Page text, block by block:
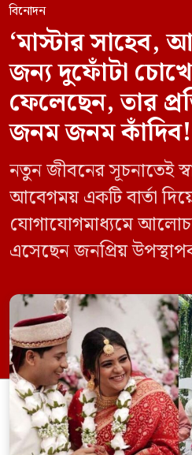
বিনোদন
‘মাস্টার
জন্য দুফোঁটা
ফেলেছেন, তার
জনম জনম
নতুন জীবনের সূচনাতেই
আবেগময় একটি বার্তা
যোগাযোগমাধ্যমে
এসেছেন জনপ্রিয়
“মাস্টার সাহেব, আপনি
চোখের জল ফেলেছেন,
জনম জনম কাঁদিব!”
কথাসাহিত্যিক হুমায়ূন
সংলাপ থেকে
[…]